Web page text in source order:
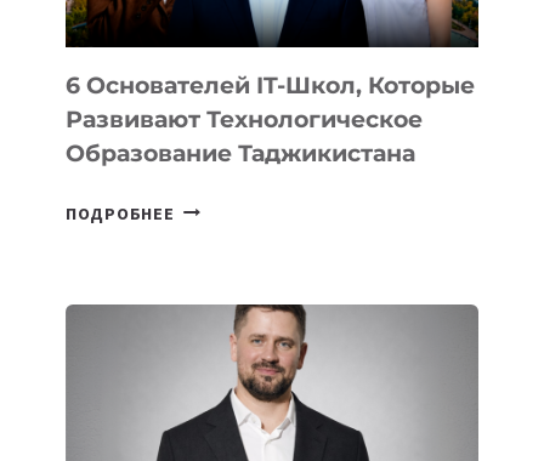
6 Основателей IT-Школ, Которые
Развивают Технологическое
Образование Таджикистана
ПОДРОБНЕЕ
КОТОРЫЕ
РАЗВИВАЮТ
ТЕХНОЛОГИЧЕСКОЕ
ОБРАЗОВАНИЕ
ТАДЖИКИСТАНА